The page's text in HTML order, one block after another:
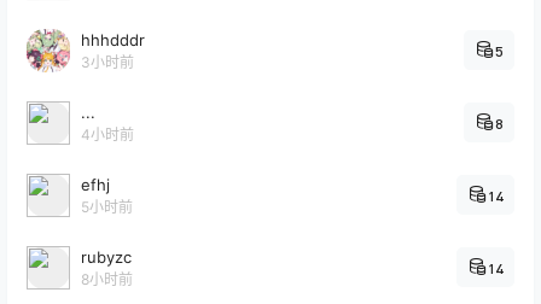
hhhdddr
3小时前
5
...
4小时前
8
efhj
5小时前
14
rubyzc
8小时前
14